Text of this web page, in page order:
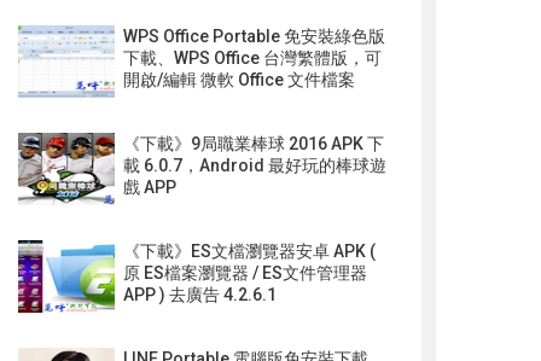
WPS Office Portable 免安裝綠色版
下載、WPS Office 台灣繁體版，可
開啟/編輯 微軟 Office 文件檔案
《下載》9局職業棒球 2016 APK 下
載 6.0.7，Android 最好玩的棒球遊
戲 APP
《下載》ES文檔瀏覽器安卓 APK (
原 ES檔案瀏覽器 / ES文件管理器
APP ) 去廣告 4.2.6.1